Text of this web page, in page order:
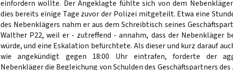
einfordern wollte. Der Angeklagte fühlte sich von dem
dies bereits einige Tage zuvor der Polizei mitgeteilt. Etwa eine
des Nebenklägers nahm er aus dem Schreibtisch seines
Walther P22, weil er - zutreffend - annahm, dass der Nebenkläger
würde, und eine Eskalation befürchtete. Als dieser und kurz darauf
wie angekündigt gegen 18:00 Uhr eintrafen, forderte der
Nebenkläger die Begleichung von Schulden des Geschäftspartners